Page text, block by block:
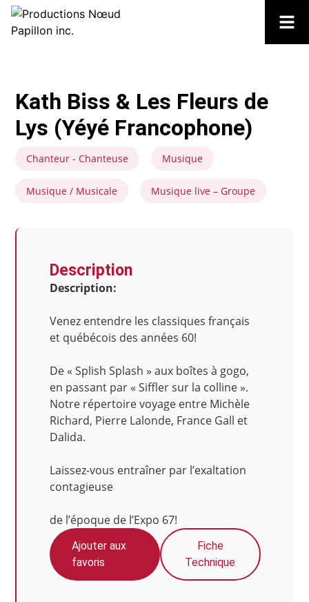
Kath Biss & Les Fleurs de
Lys (Yéyé Francophone)
Chanteur - Chanteuse Musique
Musique / Musicale Musique live – Groupe
Description
Description:
Venez entendre les classiques français
et québécois des années 60!
De « Splish Splash » aux boîtes à gogo,
en passant par « Siffler sur la colline ».
Notre répertoire voyage entre Michèle
Richard, Pierre Lalonde, France Gall et
Dalida.
Laissez-vous entraîner par l’exaltation
contagieuse
de l’époque de l’Expo 67!
Ajouter aux
favoris
Fiche
Technique